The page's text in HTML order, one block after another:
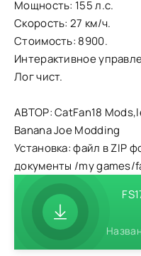
Мощность: 155 л.с.
Скорость: 27 км/ч.
Стоимость: 8900.
Интерактивное
Лог чист.
АВТОР: CatFan18
Banana Joe Modding
Установка: файл в ZIP
документы /my